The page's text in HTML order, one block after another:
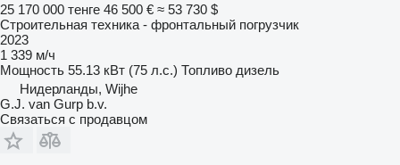
25 170 000 тенге 46 500 € ≈ 53 730 $
Строительная техника - фронтальный погрузчик
2023
1 339 м/ч
Мощность 55.13 кВт (75 л.с.) Топливо дизель
Нидерланды, Wijhe
G.J. van Gurp b.v.
Связаться с продавцом